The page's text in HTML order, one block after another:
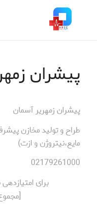
پیشران
پیشران زمهریر آسمان
طراح و تولید مخازن
مایع،نیتروژن و ازت)
02179261000
برای